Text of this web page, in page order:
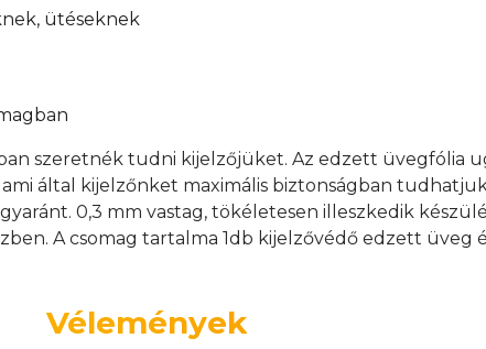
ütéseknek
szeretnék tudni kijelzőjüket. Az edzett üvegfólia
által kijelzőnket maximális biztonságban tudhatjuk
0,3 mm vastag, tökéletesen illeszkedik
A csomag tartalma 1db kijelzővédő edzett üveg
Vélemények